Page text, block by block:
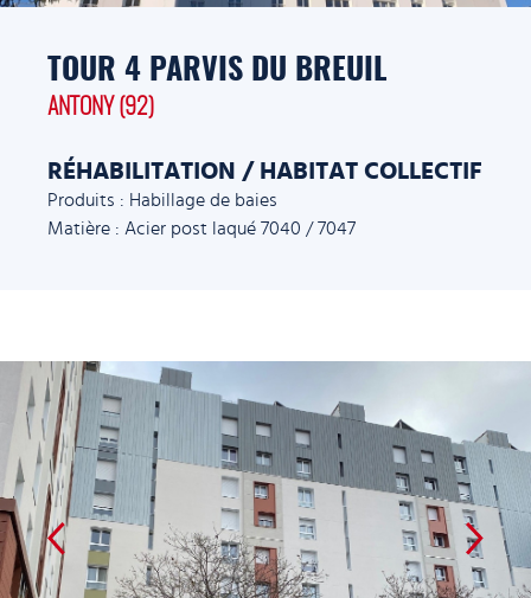
TOUR 4 PARVIS DU BREUIL
ANTONY (92)
RÉHABILITATION / HABITAT COLLECTIF
Produits : Habillage de baies
Matière : Acier post laqué 7040 / 7047